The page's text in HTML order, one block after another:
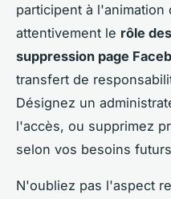
participent à
attentivement le rôle
suppression page
transfert de
Désignez un
l'accès, ou supprimez
selon vos besoins
N'oubliez pas l'aspect